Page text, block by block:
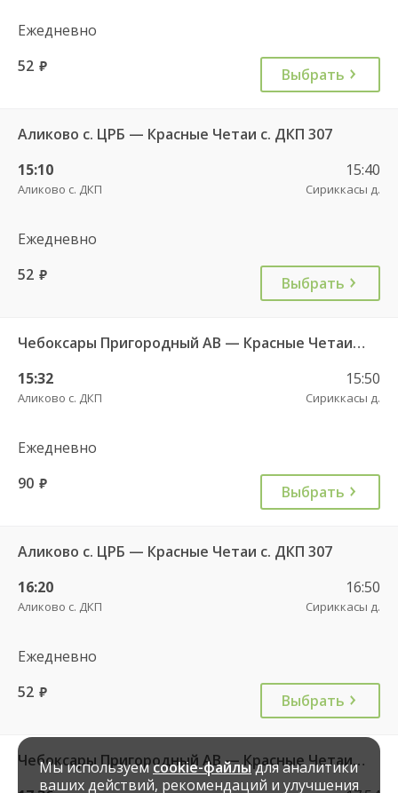
Ежедневно
52 руб. Выбрать
Аликово с. ЦРБ — Красные Четаи с. ДКП 307
15:10
Аликово с. ДКП
15:40
Сириккасы д.
Ежедневно
52 руб. Выбрать
Чебоксары Пригородный АВ — Красные Четаи с. ДКП ч/з Аликово с. ДКП 753
15:32
Аликово с. ДКП
15:50
Сириккасы д.
Ежедневно
90 руб. Выбрать
Аликово с. ЦРБ — Красные Четаи с. ДКП 307
16:20
Аликово с. ДКП
16:50
Сириккасы д.
Ежедневно
52 руб. Выбрать
Чебоксары Пригородный АВ — Красные Четаи с. ДКП ч/з Аликово с. ДКП 753
Мы используемcookie-файлыдля аналитики
ваших действий, рекомендаций и улучшения